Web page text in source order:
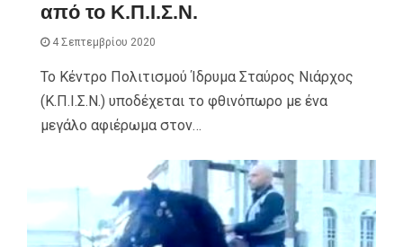
από το Κ.Π.Ι.Σ.Ν.
4 Σεπτεμβρίου 2020
Το Κέντρο Πολιτισμού Ίδρυμα Σταύρος Νιάρχος
(Κ.Π.Ι.Σ.Ν.) υποδέχεται το φθινόπωρο με ένα
μεγάλο αφιέρωμα στον…